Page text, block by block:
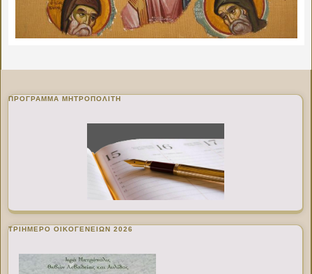
ΠΡΌΓΡΑΜΜΑ ΜΗΤΡΟΠΟΛΊΤΗ
ΤΡΙΗΜΕΡΟ ΟΙΚΟΓΕΝΕΙΩΝ 2026